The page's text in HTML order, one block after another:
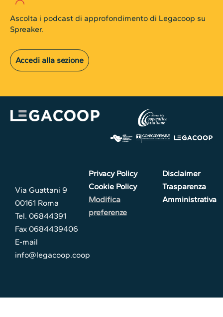
Ascolta i podcast di approfondimento di Legacoop su
Spreaker.
Accedi alla sezione
Via Guattani 9
00161 Roma
Tel. 06844391
Fax 0684439406
E-mail
info@legacoop.coop
Privacy Policy
Cookie Policy
Modifica
preferenze
Disclaimer
Trasparenza
Amministrativa